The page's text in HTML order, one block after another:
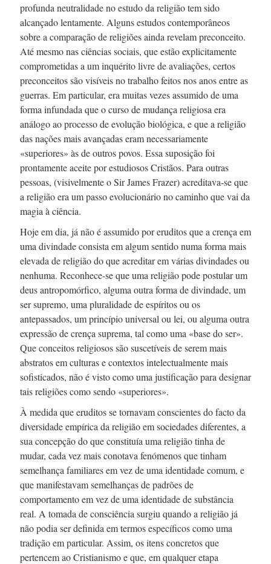
profunda neutralidade no estudo da religião tem sido
alcançado lentamente. Alguns estudos contemporâneos
sobre a comparação de religiões ainda revelam preconceito.
Até mesmo nas ciências sociais, que estão explicitamente
comprometidas a um inquérito livre de avaliações, certos
preconceitos são visíveis no trabalho feitos nos anos entre as
guerras. Em particular, era muitas vezes assumido de uma
forma infundada que o curso de mudança religiosa era
análogo ao processo de evolução biológica, e que a religião
das nações mais avançadas eram necessariamente
«superiores» às de outros povos. Essa suposição foi
prontamente aceite por estudiosos Cristãos. Para outras
pessoas, (visivelmente o Sir James Frazer)acreditava-seque
a religião era um passo evolucionário no caminho que vai da
magia à ciência.
Hoje em dia, já não é assumido por eruditos que a crença em
uma divindade consista em algum sentido numa forma mais
elevada de religião do que acreditar em várias divindades ou
nenhuma. Reconhece-seque uma religião pode postular um
deus antropomórfico, alguma outra forma de divindade, um
ser supremo, uma pluralidade de espíritos ou os
antepassados, um princípio universal ou lei, ou alguma outra
expressão de crença suprema, tal como uma «base do ser».
Que conceitos religiosos são suscetíveis de serem mais
abstratos em culturas e contextos intelectualmente mais
sofisticados, não é visto como uma justificação para designar
tais religiões como sendo «superiores».
À medida que eruditos se tornavam conscientes do facto da
diversidade empírica da religião em sociedades diferentes, a
sua concepção do que constituía uma religião tinha de
mudar, cada vez mais conotava fenómenos que tinham
semelhança familiares em vez de uma identidade comum, e
que manifestavam semelhanças de padrões de
comportamento em vez de uma identidade de substância
real. A tomada de consciência surgiu quando a religião já
não podia ser definida em termos específicos como uma
tradição em particular. Assim, os itens concretos que
pertencem ao Cristianismo e que, em qualquer etapa